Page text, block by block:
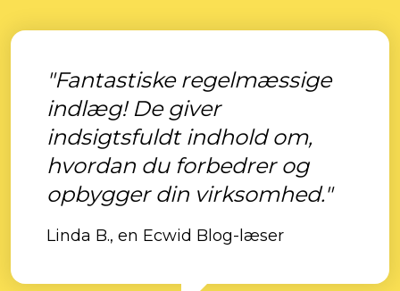
"Fantastiske regelmæssige
indlæg! De giver
indsigtsfuldt indhold om,
hvordan du forbedrer og
opbygger din virksomhed."
Linda B., en Ecwid Blog-læser